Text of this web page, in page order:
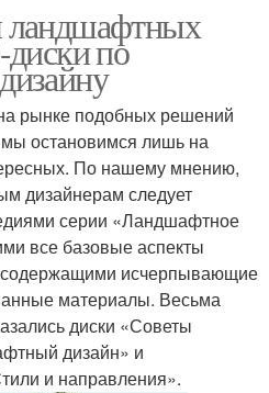
по
рынке подобных решений
остановимся лишь на
По нашему мнению,
дизайнерам следует
серии «Ландшафтное
все базовые аспекты
исчерпывающие
материалы. Весьма
диски «Советы
дизайн» и
и направления».